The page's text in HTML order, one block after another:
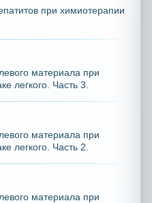
при химиотерапии
материала при
легкого. Часть 3.
материала при
легкого. Часть 2.
материала при